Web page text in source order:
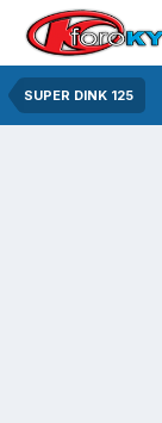
SUPER DINK 125